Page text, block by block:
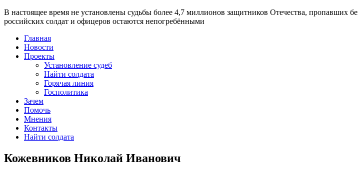
В настоящее время не установлены судьбы более 4,7 миллионов защитников Отечества, пропавших
российских солдат и офицеров остаются непогребёнными
Главная
Новости
Проекты
Установление судеб
Найти солдата
Горячая линия
Госполитика
Зачем
Помочь
Мнения
Контакты
Найти солдата
Кожевников Николай Иванович